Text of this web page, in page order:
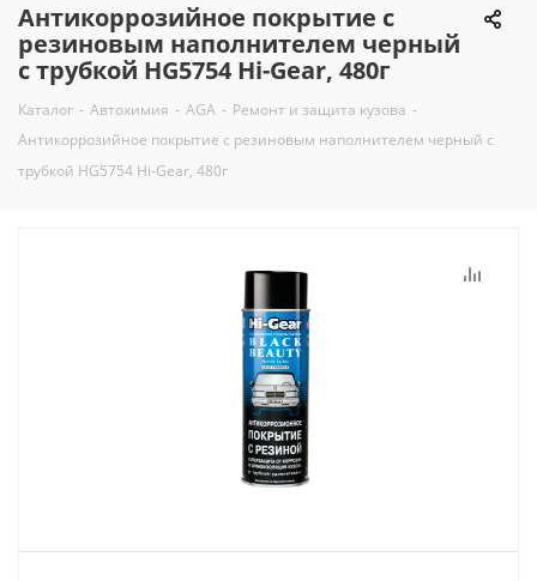
Антикоррозийное покрытие с
резиновым наполнителем черный
с трубкой HG5754 Hi-Gear, 480г
Каталог - Автохимия - AGA - Ремонт и защита кузова -
Антикоррозийное покрытие с резиновым наполнителем черный с
трубкой HG5754 Hi-Gear, 480г